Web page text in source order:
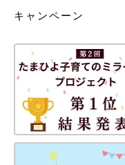
キャンペーン